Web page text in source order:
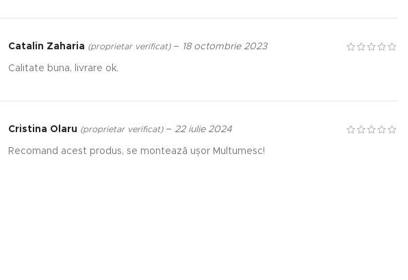
Catalin Zaharia (proprietar verificat) – 18 octombrie 2023
Calitate buna, livrare ok.
Cristina Olaru (proprietar verificat) – 22 iulie 2024
Recomand acest produs, se montează ușor Multumesc!